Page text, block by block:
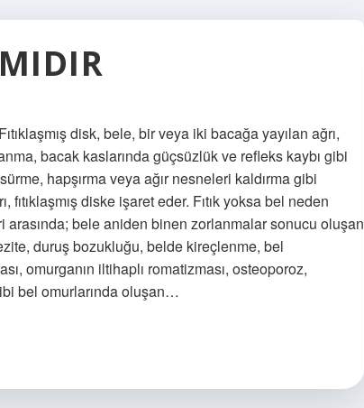
disk, bele, bir veya iki bacağa yayılan ağrı,
bacak kaslarında güçsüzlük ve refleks kaybı gibi
hapşırma veya ağır nesneleri kaldırma gibi
diske işaret eder. Fıtık yoksa bel neden
arasında; bele aniden binen zorlanmalar sonucu oluşan
duruş bozukluğu, belde kireçlenme, bel
omurganın iltihaplı romatizması, osteoporoz,
bel omurlarında oluşan…